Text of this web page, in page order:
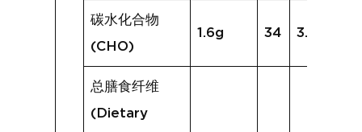
碳水化合物
(CHO)
1.6g 34 3.0g
总膳食纤维
(Dietary